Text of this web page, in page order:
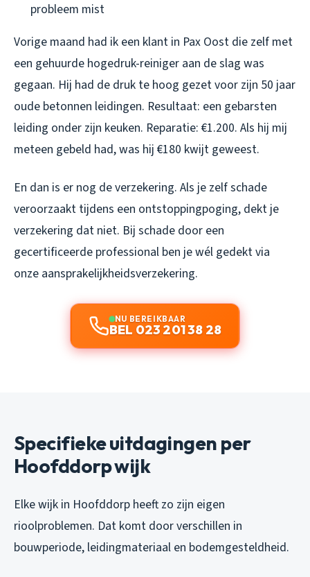
probleem mist
Vorige maand had ik een klant in Pax Oost die zelf met
een gehuurde hogedruk-reiniger aan de slag was
gegaan. Hij had de druk te hoog gezet voor zijn 50 jaar
oude betonnen leidingen. Resultaat: een gebarsten
leiding onder zijn keuken. Reparatie: €1.200. Als hij mij
meteen gebeld had, was hij €180 kwijt geweest.
En dan is er nog de verzekering. Als je zelf schade
veroorzaakt tijdens een ontstoppingpoging, dekt je
verzekering dat niet. Bij schade door een
gecertificeerde professional ben je wél gedekt via
onze aansprakelijkheidsverzekering.
NU BEREIKBAAR
BEL 023 201 38 28
Specifieke uitdagingen per
Hoofddorp wijk
Elke wijk in Hoofddorp heeft zo zijn eigen
rioolproblemen. Dat komt door verschillen in
bouwperiode, leidingmateriaal en bodemgesteldheid.